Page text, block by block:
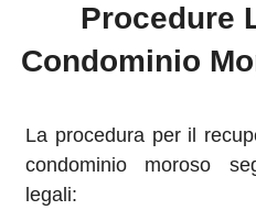
Procedure
Condominio
La procedura per il
condominio moroso
legali: